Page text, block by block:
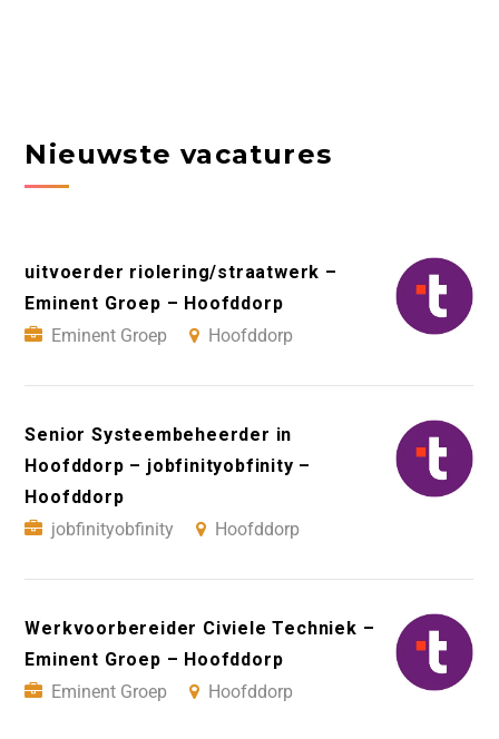
Nieuwste vacatures
uitvoerder riolering/straatwerk –
Eminent Groep – Hoofddorp
Eminent Groep
Hoofddorp
Senior Systeembeheerder in
Hoofddorp – jobfinityobfinity –
Hoofddorp
jobfinityobfinity
Hoofddorp
Werkvoorbereider Civiele Techniek –
Eminent Groep – Hoofddorp
Eminent Groep
Hoofddorp